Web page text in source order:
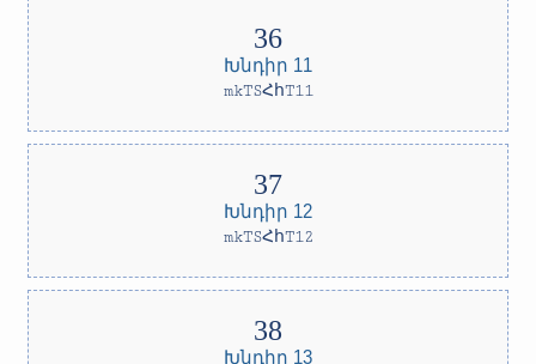
Խնդիր 11
mkTSՀհT11
Խնդիր 12
mkTSՀհT12
Խնդիր 13